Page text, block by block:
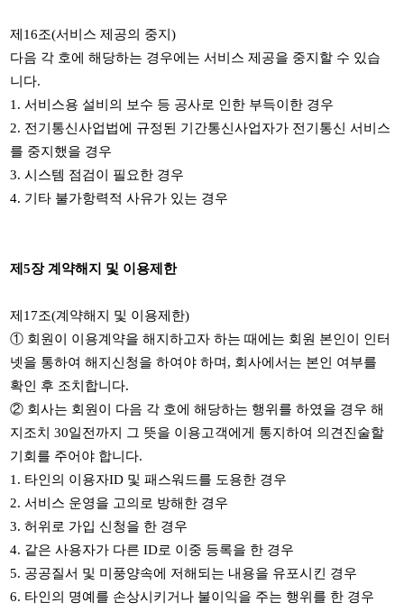
제 16조(서비스 제공의 중지)
다음 각 호에 해당하는 경우에는 서비스 제공을 중지할 수 있습
니다.
1.서비스용 설비의 보수 등 공사로 인한 부득이한 경우
2. 전기통신사업법에 규정된 기간통신사업자가 전기통신 서비스
를 중지했을 경우
3.시스템 점검이 필요한 경우
4. 기타 불가항력적 사유가 있는 경우
제5장 계약해지 및 이용제한
제 17조(계약해지 및 이용제한)
① 회원이 이용계약을 해지하고자 하는 때에는 회원 본인이 인터
넷을 통하여 해지신청을 하여야 하며 , 회사에서는 본인 여부를
확인 후 조치합니다.
② 회사는 회원이 다음 각 호에 해당하는 행위를 하였을 경우 해
지조치30일전까지 그 뜻을 이용고객에게 통지하여 의견진술할
기회를 주어야 합니다.
1. 타인의 이용자ID 및 패스워드를 도용한 경우
2.서비스 운영을 고의로 방해한 경우
3.허위로 가입 신청을 한 경우
4. 같은 사용자가 다른ID로 이중 등록을 한 경우
5. 공공질서 및 미풍양속에 저해되는 내용을 유포시킨 경우
6. 타인의 명예를 손상시키거나 불이익을 주는 행위를 한 경우